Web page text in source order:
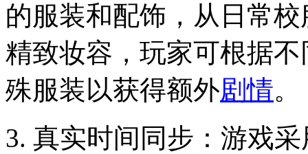
的服装和配饰，从日常
精致妆容，玩家可根据
殊服装以获得额外剧情。
3. 真实时间同步：游戏